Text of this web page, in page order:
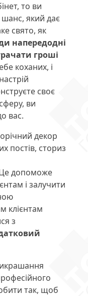
то ви
який дає
свято, як
напередодні
гроші
коханих, і
своє
ви
вас.
декор
постів, сториз
Це допоможе
і залучити
клієнтам
з
так, щоб